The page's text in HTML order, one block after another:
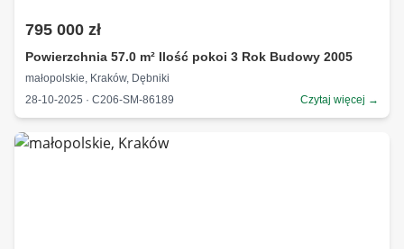
795 000 zł
Powierzchnia 57.0 m² Ilość pokoi 3 Rok Budowy 2005
małopolskie, Kraków, Dębniki
28-10-2025 · C206-SM-86189
Czytaj więcej →